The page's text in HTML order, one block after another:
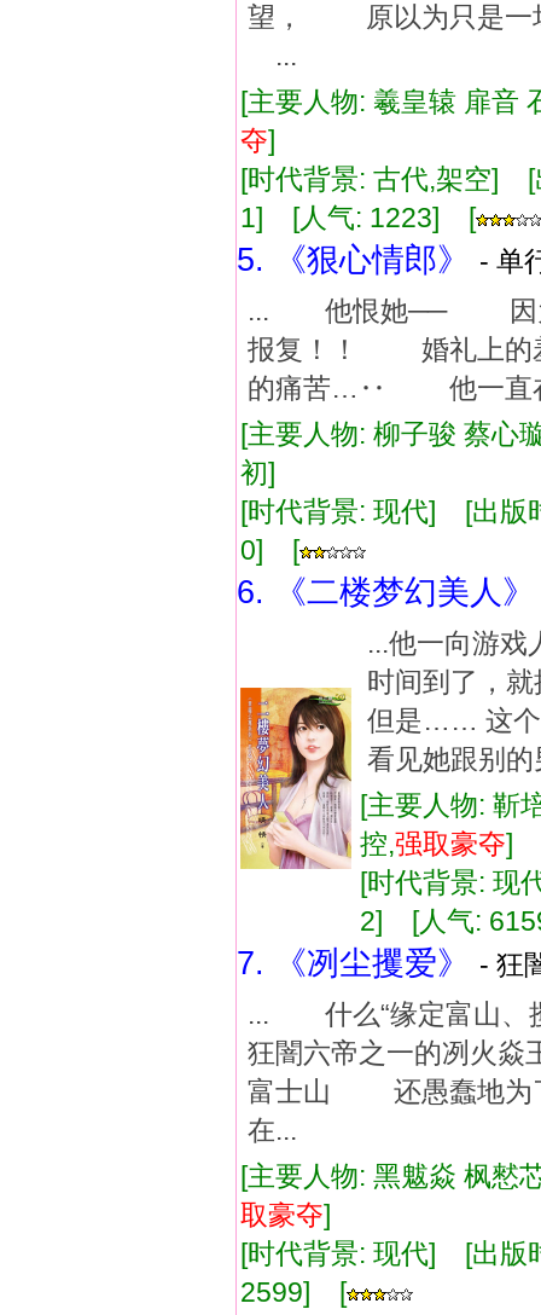
望， 原以为只是
...
[主要人物: 羲皇辕 扉
夺]
[时代背景: 古代,架空]
1] [人气: 1223] [
5. 《狠心情郎》
- 单
... 他恨她── 因为
报复！！ 婚礼上的
的痛苦…‥ 他一直在
[主要人物: 柳子骏 蔡
初]
[时代背景: 现代] [出
0] [
6. 《二楼梦幻美人》
...他一向游戏
时间到了，
但是…… 这个
看见她跟别
[主要人物: 靳
控,强取豪夺]
[时代背景:
2] [人气:
7. 《冽尘攫爱》
- 狂
... 什么“缘定富山、
狂闇六帝之一的冽火
富士山 还愚蠢地为
在...
[主要人物: 黑魃焱 枫
取豪夺]
[时代背景: 现代] [出
2599] [